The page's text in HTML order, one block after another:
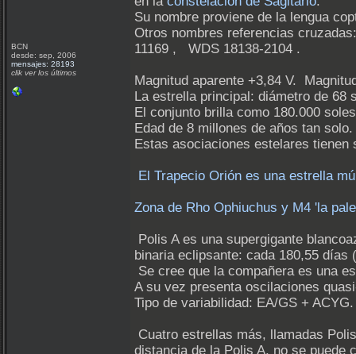
BCN
desde: sep, 2006
mensajes: 28193
clik ver los últimos
Su nombre proviene de la lengua
Otros nombres referencias
11169 , WDS 18138-2104 .
Magnitud aparente +3,84 V.
La estrella principal: diámetro de
El conjunto brilla como 180.000
Edad de 8 millones de años tan
Estas asociaciones estelares tienen
El Trapecio Orión es una estrella
Zona de Rho Ophiuchus y M4 'la
Polis A es una supergigante
binaria eclipsante: cada 180,55
Se cree que la compañera es una
A su vez presenta oscilaciones
Tipo de variabilidad: EA/GS + ACYG.
Cuatro estrellas más, llamadas
distancia de la Polis A, no se puede